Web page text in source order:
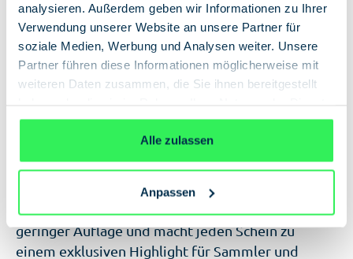
analysieren. Außerdem geben wir Informationen zu Ihrer
Verwendung unserer Website an unsere Partner für
soziale Medien, Werbung und Analysen weiter. Unsere
Partner führen diese Informationen möglicherweise mit
weiteren Daten zusammen, die Sie ihnen bereitgestellt
gesammelt haben.Datenschutzerklärung
Alle zulassen
Anpassen
Beschreibung
Sicherheitsmerkmalen (z.B. Seriennummer,
Mikroschrift, Wasserzeichen, Hologramm)
hergestellt und sind damit echte Sammlerstücke.
Die streng limitierteSondereditionerscheint in
geringer Auflage und macht jeden Schein zu
einem exklusiven Highlight für Sammler und